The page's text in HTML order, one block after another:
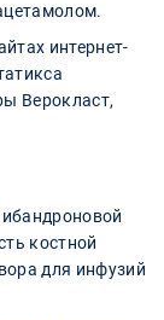
интернет-
Верокласт,
костной
для инфузий